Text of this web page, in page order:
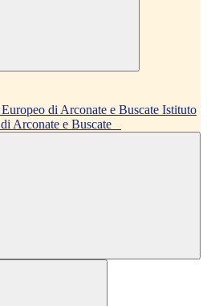
Istituto
di Arconate e Buscate